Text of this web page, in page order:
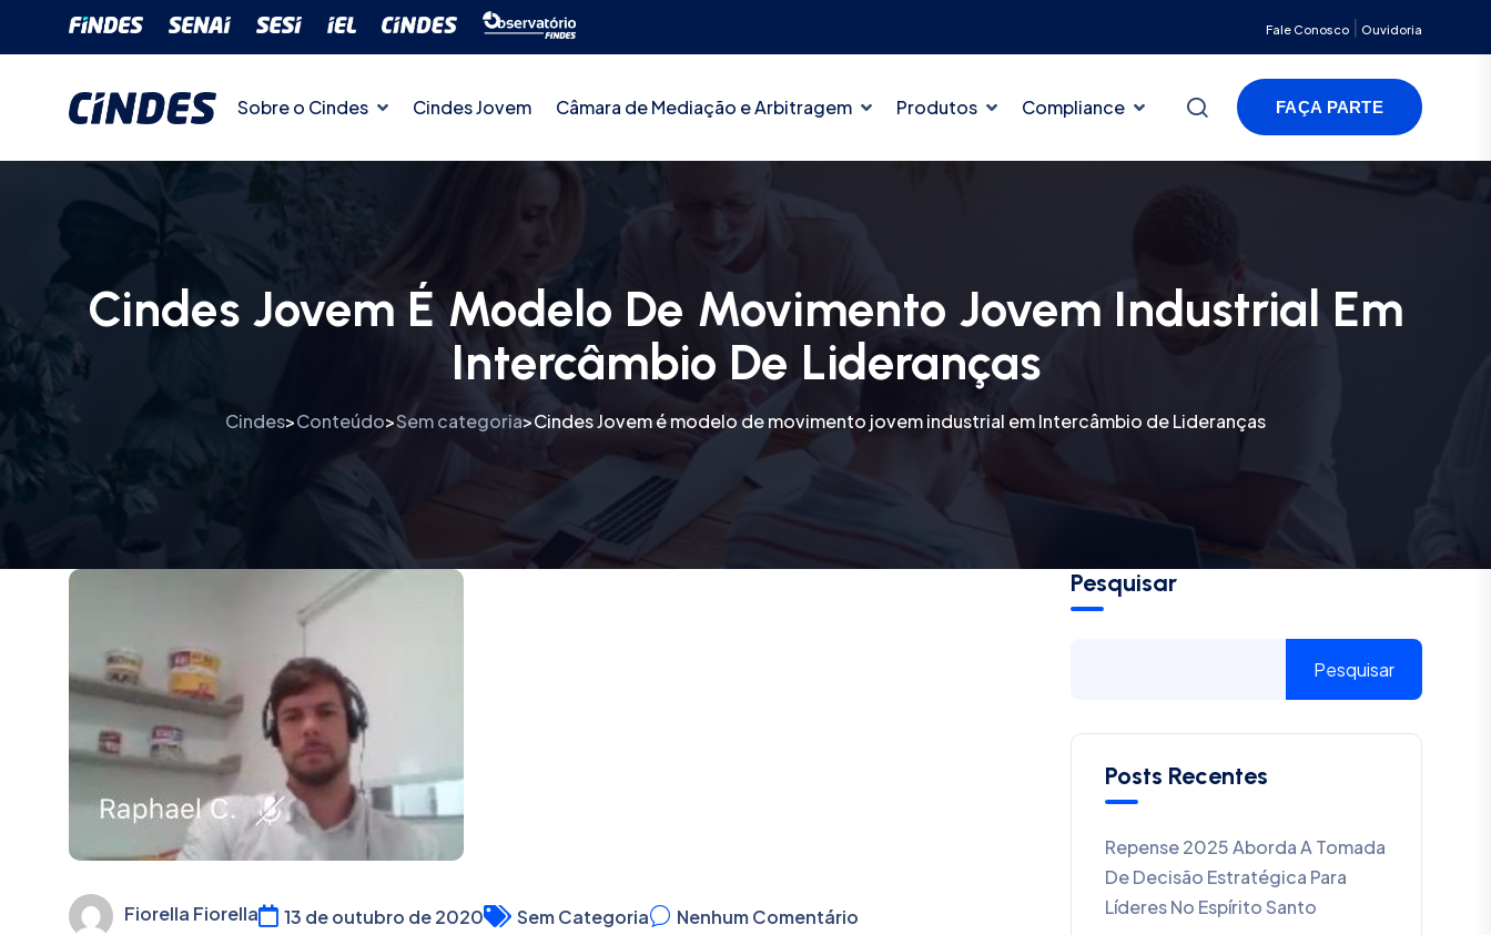
Fale Conosco| Ouvidoria
Sobre o Cindes Cindes Jovem Câmara de Mediação e Arbitragem Produtos Compliance FAÇA PARTE
Cindes Jovem É Modelo De Movimento Jovem Industrial Em
Intercâmbio De Lideranças
Cindes>Conteúdo>Sem categoria>Cindes Jovem é modelo de movimento jovem industrial em Intercâmbio de Lideranças
Fiorella Fiorella 13 de outubro de 2020 Sem Categoria Nenhum Comentário
Pesquisar
Pesquisar
Posts Recentes
Repense 2025 Aborda A Tomada
De Decisão Estratégica Para
Líderes No Espírito Santo